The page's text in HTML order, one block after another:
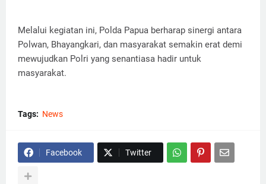
Melalui kegiatan ini, Polda Papua berharap sinergi antara
Polwan, Bhayangkari, dan masyarakat semakin erat demi
mewujudkan Polri yang senantiasa hadir untuk
masyarakat.
Tags: News
Facebook Twitter